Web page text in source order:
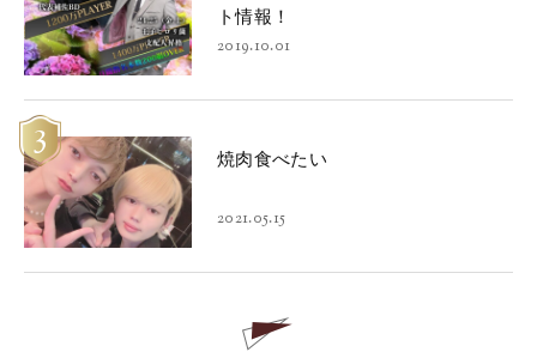
ト情報！
2019.10.01
3 焼肉食べたい
2021.05.15